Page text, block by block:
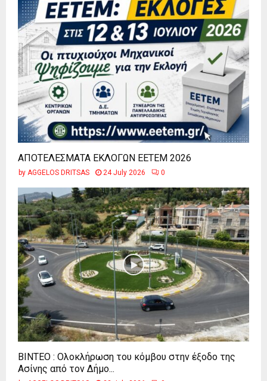
ΑΠΟΤΕΛΕΣΜΑΤΑ ΕΚΛΟΓΩΝ ΕΕΤΕΜ 2026
by AGGELOS DRITSAS 24 July 2026 0
ΒΙΝΤΕΟ : Ολοκλήρωση του κόμβου στην έξοδο της
Ασίνης από τον Δήμο...